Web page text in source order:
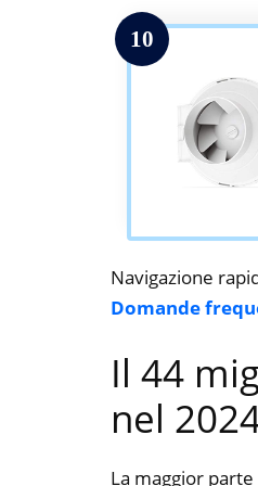
10
Navigazione
Domande
Il 44
nel
La maggior